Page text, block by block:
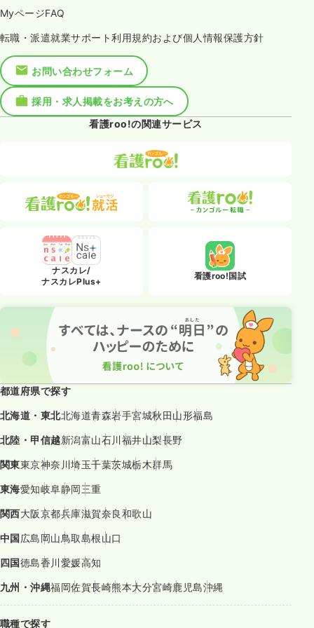
MyページFAQ
転職・派遣就業サポート利用規約および個人情報保護方針
お問い合わせフォーム
採用・求人掲載をお考えの方へ
看護roo!の関連サービス
ナスカレ/
ナスカレPlus+
看護roo!国試
都道府県で探す
北海道・東北北海道青森岩手宮城秋田山形福島
北陸・甲信越新潟富山石川福井山梨長野
関東東京神奈川埼玉千葉茨城栃木群馬
東海愛知岐阜静岡三重
関西大阪京都兵庫滋賀奈良和歌山
中国広島岡山鳥取島根山口
四国徳島香川愛媛高知
九州・沖縄福岡佐賀長崎熊本大分宮崎鹿児島沖縄
職種で探す